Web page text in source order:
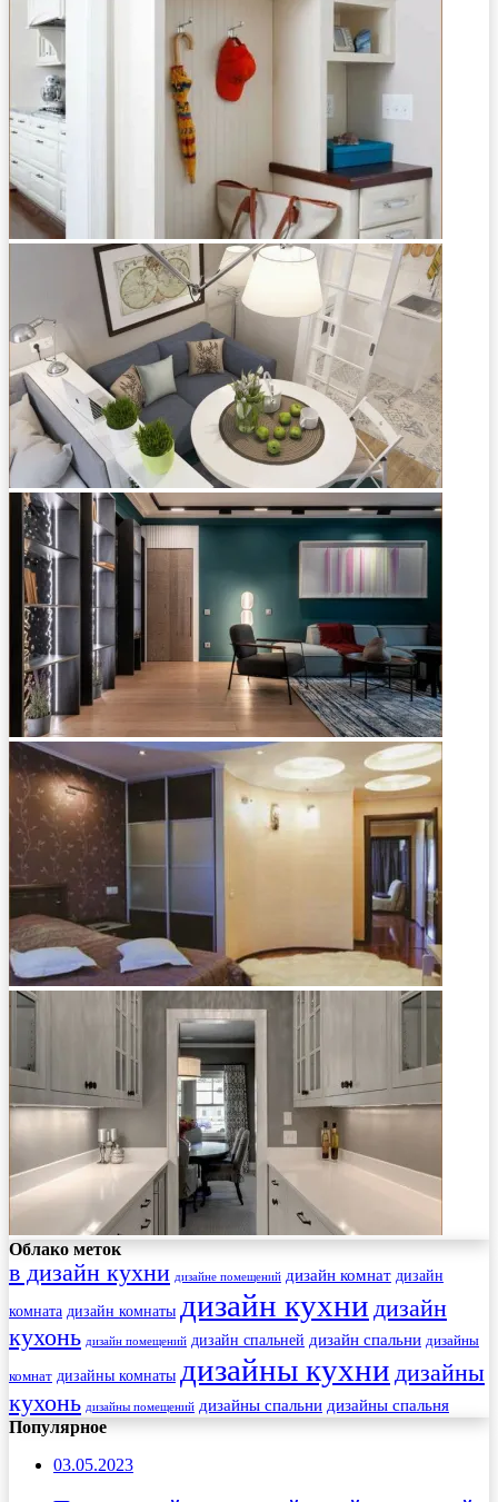
Облако меток
в дизайн кухни дизайне помещений дизайн комнат дизайн
комната дизайн комнаты дизайн кухни дизайн
кухонь дизайн помещений дизайн спальней дизайн спальни дизайны
комнат дизайны комнаты дизайны кухни дизайны
кухонь дизайны помещений дизайны спальни дизайны спальня
Популярное
03.05.2023